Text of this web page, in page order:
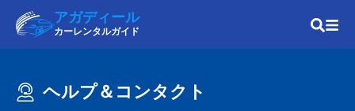
アガディール
カーレンタルガイド
ヘルプ＆コンタクト